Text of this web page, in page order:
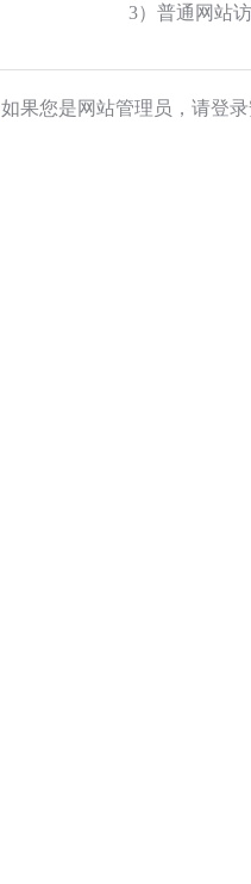
3）普通网站
如果您是网站管理员，请登